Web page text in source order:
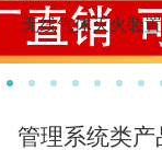
无线气体灭火装置-主
管理系统类产